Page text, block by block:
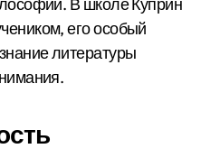
его особый
литературы